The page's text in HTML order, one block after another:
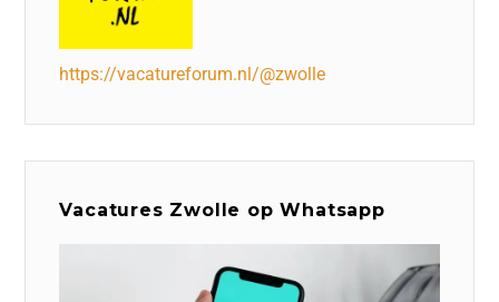
https://vacatureforum.nl/@zwolle
Vacatures Zwolle op Whatsapp